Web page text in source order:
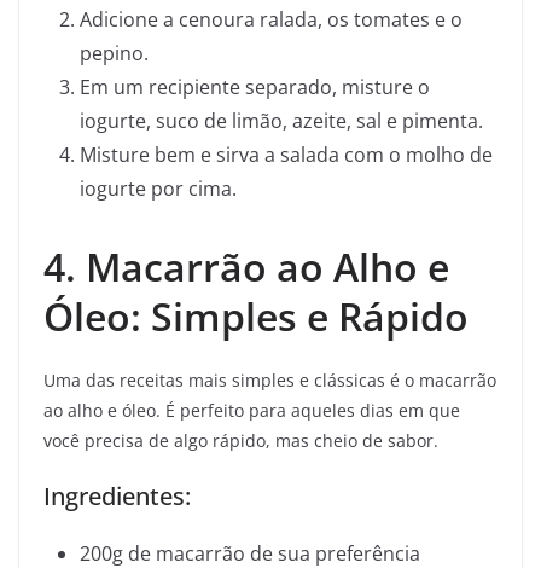
Adicione a cenoura ralada, os tomates e o
pepino.
Em um recipiente separado, misture o
iogurte, suco de limão, azeite, sal e pimenta.
Misture bem e sirva a salada com o molho de
iogurte por cima.
4. Macarrão ao Alho e
Óleo: Simples e Rápido
Uma das receitas mais simples e clássicas é o macarrão
ao alho e óleo. É perfeito para aqueles dias em que
você precisa de algo rápido, mas cheio de sabor.
Ingredientes:
200g de macarrão de sua preferência